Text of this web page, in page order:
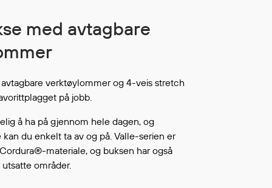
med T-skjorter og
trøyer
verktøylommer og 4-veis stretch
på jobb.
å ha på gjennom hele dagen, og
du enkelt ta av og på. Valle-serien er
materiale, og buksen har også
områder.
Fortsett å handle
ØNSKELISTEN